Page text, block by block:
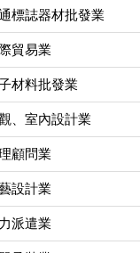
標誌器材批發業
貿易業
材料批發業
、室內設計業
顧問業
設計業
派遣業